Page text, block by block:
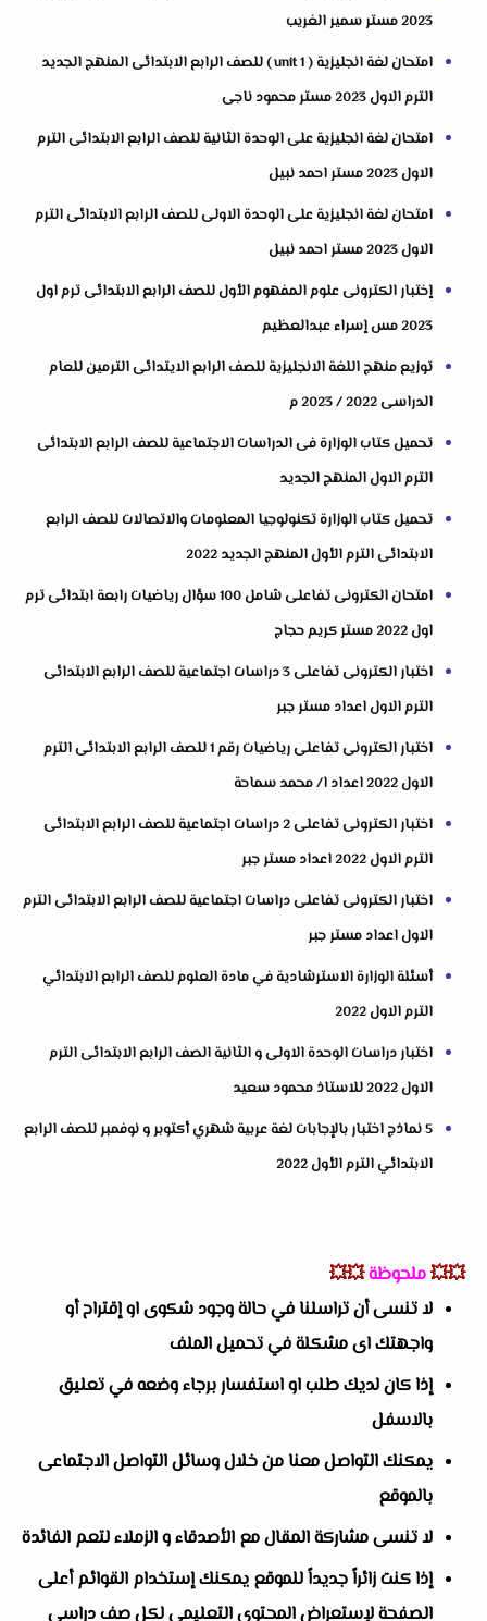
2023 مستر سمير الغريب
امتحان لغة انجليزية ( unit 1 ) للصف الرابع الابتدائى المنهج الجديد
الترم الاول 2023 مستر محمود ناجى
امتحان لغة انجليزية على الوحدة الثانية للصف الرابع الابتدائى الترم
الاول 2023 مستر احمد نبيل
امتحان لغة انجليزية على الوحدة الاولى للصف الرابع الابتدائى الترم
الاول 2023 مستر احمد نبيل
إختبار الكترونى علوم المفهوم الأول للصف الرابع الابتدائى ترم اول
2023 مس إسراء عبدالعظيم
توزيع منهج اللغة الانجليزية للصف الرابع الايتدائى الترمين للعام
الدراسى 2022 / 2023 م
تحميل كتاب الوزارة فى الدراسات الاجتماعية للصف الرابع الابتدائى
الترم الاول المنهج الجديد
تحميل كتاب الوزارة تكنولوجيا المعلومات والاتصالات للصف الرابع
الابتدائى الترم الأول المنهج الجديد 2022
امتحان الكترونى تفاعلى شامل 100 سؤال رياضيات رابعة ابتدائى ترم
اول 2022 مستر كريم حجاج
اختبار الكترونى تفاعلى 3 دراسات اجتماعية للصف الرابع الابتدائى
الترم الاول اعداد مستر جبر
اختبار الكترونى تفاعلى رياضيات رقم 1 للصف الرابع الابتدائى الترم
الاول 2022 اعداد ا/ محمد سماحة
اختبار الكترونى تفاعلى 2 دراسات اجتماعية للصف الرابع الابتدائى
الترم الاول 2022 اعداد مستر جبر
اختبار الكترونى تفاعلى دراسات اجتماعية للصف الرابع الابتدائى الترم
الاول اعداد مستر جبر
أسئلة الوزارة الاسترشادية في مادة العلوم للصف الرابع الابتدائي
الترم الاول 2022
اختبار دراسات الوحدة الاولى و الثانية الصف الرابع الابتدائى الترم
الاول 2022 للاستاذ محمود سعيد
5 نماذج اختبار بالإجابات لغة عربية شهري أكتوبر و نوفمبر للصف الرابع
الابتدائي الترم الأول 2022
💥💥ملحوظة💥💥
لا تنسى أن تراسلنا في حالة وجود شكوى او إقتراح أو
واجهتك اى مشكلة في تحميل الملف
إذا كان لديك طلب او استفسار برجاء وضعه في تعليق
بالاسفل
يمكنك التواصل معنا من خلال وسائل التواصل الاجتماعى
بالموقع
لا تنسى مشاركة المقال مع الأصدقاء و الزملاء لتعم الفائدة
إذا كنت زائراً جديداً للموقع يمكنك إستخدام القوائم أعلى
الصفحة لإستعراض المحتوى التعليمى لكل صف دراسى